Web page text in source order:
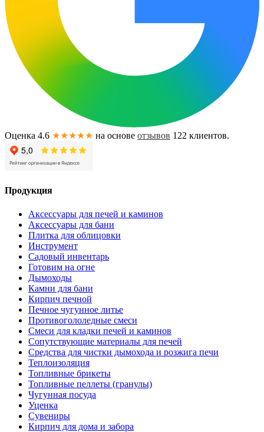
Оценка 4.6 ★★★★★ на основе отзывов 122 клиентов.
Продукция
Аксессуары для печей и каминов
Аксессуары для бани
Плитка для облицовки
Инструмент
Садовый инвентарь
Готовим на огне
Дымоходы
Камни для бани
Кирпич печной
Печное чугунное литье
Противогололедные смеси
Смеси для кладки печей и каминов
Сопутствующие материалы для печей
Средства для чистки дымохода и розжига печи
Теплоизоляция
Топливные брикеты
Топливные пеллеты (гранулы)
Чугунная посуда
Уценка
Сувениры
Кирпич для дома и забора